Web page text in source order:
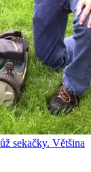
sekačky. Většina